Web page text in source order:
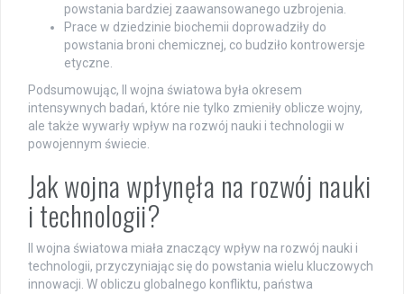
powstania bardziej zaawansowanego uzbrojenia.
Prace w dziedzinie biochemii doprowadziły do
powstania broni chemicznej, co budziło kontrowersje
etyczne.
Podsumowując, II wojna światowa była okresem
intensywnych badań, które nie tylko zmieniły oblicze wojny,
ale także wywarły wpływ na rozwój nauki i technologii w
powojennym świecie.
Jak wojna wpłynęła na rozwój nauki
i technologii?
II wojna światowa miała znaczący wpływ na rozwój nauki i
technologii, przyczyniając się do powstania wielu kluczowych
innowacji. W obliczu globalnego konfliktu, państwa